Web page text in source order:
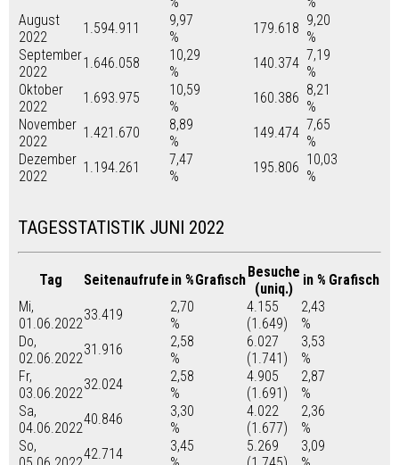
August
2022
1.594.911
9,97
%
179.618 9,20
%
September
2022
1.646.058
10,29
%
140.374 7,19
%
Oktober
2022
1.693.975
10,59
%
160.386 8,21
%
November
2022
1.421.670
8,89
%
149.474 7,65
%
Dezember
2022
1.194.261
7,47
%
195.806 10,03
%
TAGESSTATISTIK JUNI 2022
Tag Seitenaufrufe in %GrafischBesuche
(uniq.)
in % Grafisch
Mi,
01.06.2022
33.419
2,70
%
4.155
(1.649)
2,43
%
Do,
02.06.2022
31.916
2,58
%
6.027
(1.741)
3,53
%
Fr,
03.06.2022
32.024
2,58
%
4.905
(1.691)
2,87
%
Sa,
04.06.2022
40.846
3,30
%
4.022
(1.677)
2,36
%
So,
42.714
3,45
5.269
3,09